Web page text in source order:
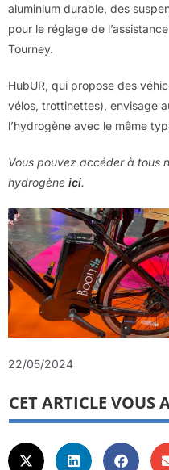
aluminium durable, des
pour le réglage de
Tourney.
HubUR, qui propose des
vélos, trottinettes), envisage
l’hydrogène avec le même
Vous pouvez accéder à tous
hydrogène ici.
22/05/2024
CET ARTICLE VOUS